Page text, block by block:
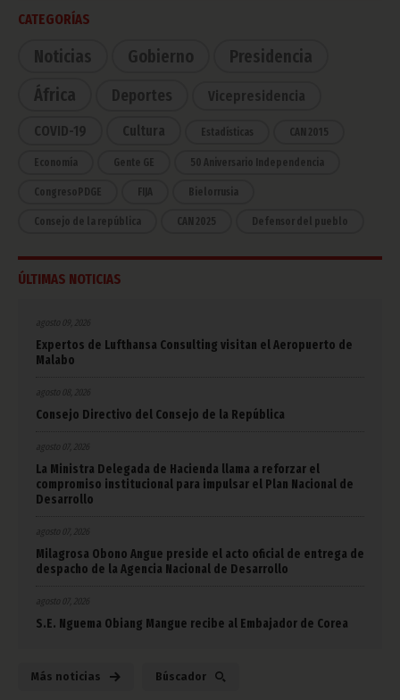
CATEGORÍAS
Noticias Gobierno
Presidencia
África
Deportes Vicepresidencia
COVID-19 Cultura Estadísticas CAN 2015
Economía Gente GE 50 Aniversario Independencia
CongresoPDGE FIJA Bielorrusia
Consejo de la república CAN 2025 Defensor del pueblo
ÚLTIMAS NOTICIAS
agosto 09, 2026
Expertos de Lufthansa Consulting visitan el Aeropuerto de
Malabo
agosto 08, 2026
Consejo Directivo del Consejo de la República
agosto 07, 2026
La Ministra Delegada de Hacienda llama a reforzar el
compromiso institucional para impulsar el Plan Nacional de
Desarrollo
agosto 07, 2026
Milagrosa Obono Angue preside el acto oficial de entrega de
despacho de la Agencia Nacional de Desarrollo
agosto 07, 2026
S.E. Nguema Obiang Mangue recibe al Embajador de Corea
Más noticias Búscador